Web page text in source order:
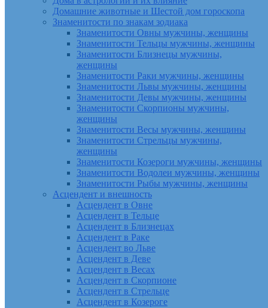
Домашние животные и Шестой дом гороскопа
Знаменитости по знакам зодиака
Знаменитости Овны мужчины, женщины
Знаменитости Тельцы мужчины, женщины
Знаменитости Близнецы мужчины,
женщины
Знаменитости Раки мужчины, женщины
Знаменитости Львы мужчины, женщины
Знаменитости Девы мужчины, женщины
Знаменитости Скорпионы мужчины,
женщины
Знаменитости Весы мужчины, женщины
Знаменитости Стрельцы мужчины,
женщины
Знаменитости Козероги мужчины, женщины
Знаменитости Водолеи мужчины, женщины
Знаменитости Рыбы мужчины, женщины
Асцендент и внешность
Асцендент в Овне
Асцендент в Тельце
Асцендент в Близнецах
Асцендент в Раке
Асцендент во Льве
Асцендент в Деве
Асцендент в Весах
Асцендент в Скорпионе
Асцендент в Стрельце
Асцендент в Козероге